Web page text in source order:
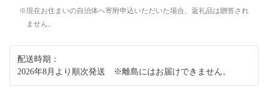
現在お住まいの自治体へ寄附申込いただいた場合、返礼品は贈答され
ません。
配送時期：
2026年8月より順次発送 ※離島にはお届けできません。